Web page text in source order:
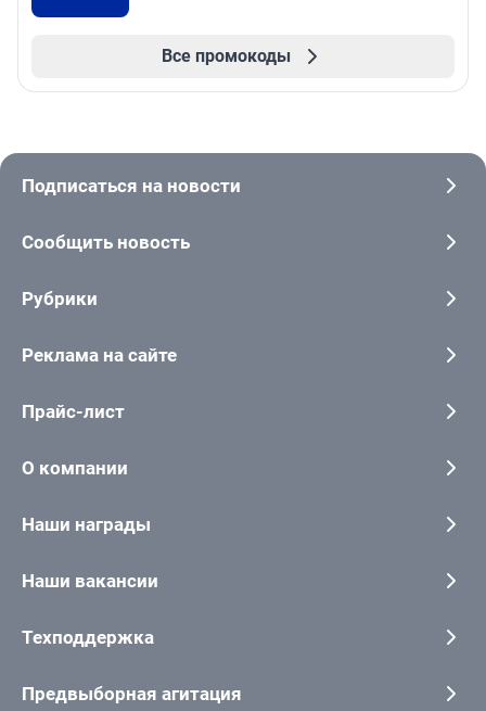
Все промокоды
Подписаться на новости
Сообщить новость
Рубрики
Реклама на сайте
Прайс-лист
О компании
Наши награды
Наши вакансии
Техподдержка
Предвыборная агитация